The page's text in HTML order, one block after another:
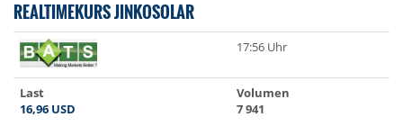
REALTIMEKURS JINKOSOLAR
17:56 Uhr
Last
16,96 USD
Volumen
7 941